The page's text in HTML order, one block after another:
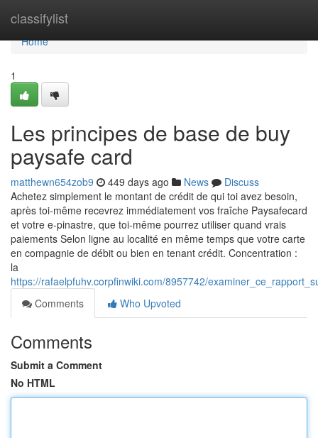
classifylist
Home
Home
1
Les principes de base de buy
paysafe card
matthewn654zob9 449 days ago News
Discuss
Achetez simplement le montant de crédit de qui toi avez besoin,
après toi-même recevrez immédiatement vos fraîche Paysafecard
et votre e-pinastre, que toi-même pourrez utiliser quand vrais
paiements Selon ligne au localité en même temps que votre carte
en compagnie de débit ou bien en tenant crédit. Concentration :
la
https://rafaelpfuhv.corpfinwiki.com/8957742/
Comments
Who Upvoted
Comments
Submit a Comment
No HTML